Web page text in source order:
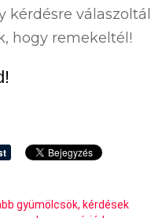
kérdésre válaszoltál
hogy remekeltél!
gyümölcsök, kérdések